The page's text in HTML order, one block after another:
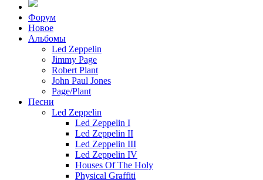
Форум
Новоe
Альбомы
Led Zeppelin
Jimmy Page
Robert Plant
John Paul Jones
Page/Plant
Песни
Led Zeppelin
Led Zeppelin I
Led Zeppelin II
Led Zeppelin III
Led Zeppelin IV
Houses Of The Holy
Physical Graffiti